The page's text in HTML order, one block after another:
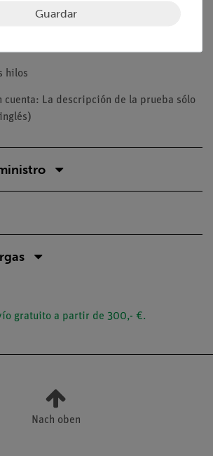
hilos
cuenta: La descripción de la prueba sólo
gratuito a partir de 300,- €.
Nach oben
Guardar